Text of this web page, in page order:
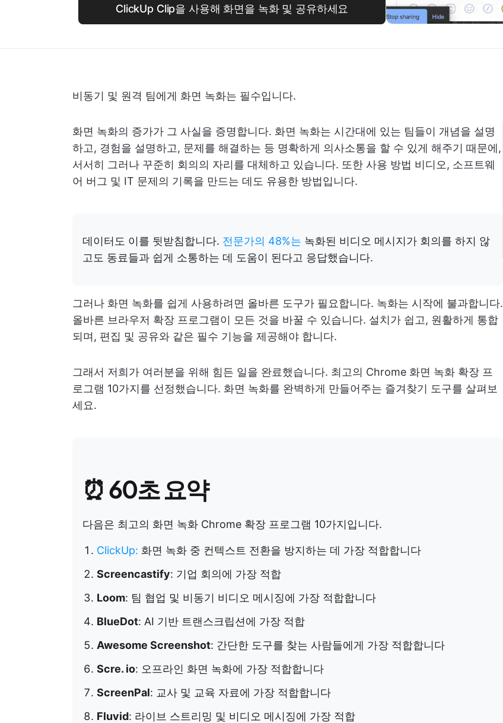
ClickUp Clip을 사용해 화면을 녹화 및 공유하세요
비동기 및 원격 팀에게 화면 녹화는 필수입니다.
화면 녹화의 증가가 그 사실을 증명합니다. 화면 녹화는 시간대에 있는 팀들이 개념을 설명
하고, 경험을 설명하고, 문제를 해결하는 등 명확하게 의사소통을 할 수 있게 해주기 때문에,
서서히 그러나 꾸준히 회의의 자리를 대체하고 있습니다. 또한 사용 방법 비디오, 소프트웨
어 버그 및 IT 문제의 기록을 만드는 데도 유용한 방법입니다.
데이터도 이를 뒷받침합니다. 전문가의 48%는 녹화된 비디오 메시지가 회의를 하지 않
고도 동료들과 쉽게 소통하는 데 도움이 된다고 응답했습니다.
그러나 화면 녹화를 쉽게 사용하려면 올바른 도구가 필요합니다. 녹화는 시작에 불과합니다.
올바른 브라우저 확장 프로그램이 모든 것을 바꿀 수 있습니다. 설치가 쉽고, 원활하게 통합
되며, 편집 및 공유와 같은 필수 기능을 제공해야 합니다.
그래서 저희가 여러분을 위해 힘든 일을 완료했습니다. 최고의 Chrome 화면 녹화 확장 프
로그램 10가지를 선정했습니다. 화면 녹화를 완벽하게 만들어주는 즐겨찾기 도구를 살펴보
세요.
⏰60초 요약
다음은 최고의 화면 녹화 Chrome 확장 프로그램 10가지입니다.
ClickUp: 화면 녹화 중 컨텍스트 전환을 방지하는 데 가장 적합합니다
Screencastify: 기업 회의에 가장 적합
Loom: 팀 협업 및 비동기 비디오 메시징에 가장 적합합니다
BlueDot: AI 기반 트랜스크립션에 가장 적합
Awesome Screenshot: 간단한 도구를 찾는 사람들에게 가장 적합합니다
Scre. io: 오프라인 화면 녹화에 가장 적합합니다
ScreenPal: 교사 및 교육 자료에 가장 적합합니다
Fluvid: 라이브 스트리밍 및 비디오 메시징에 가장 적합